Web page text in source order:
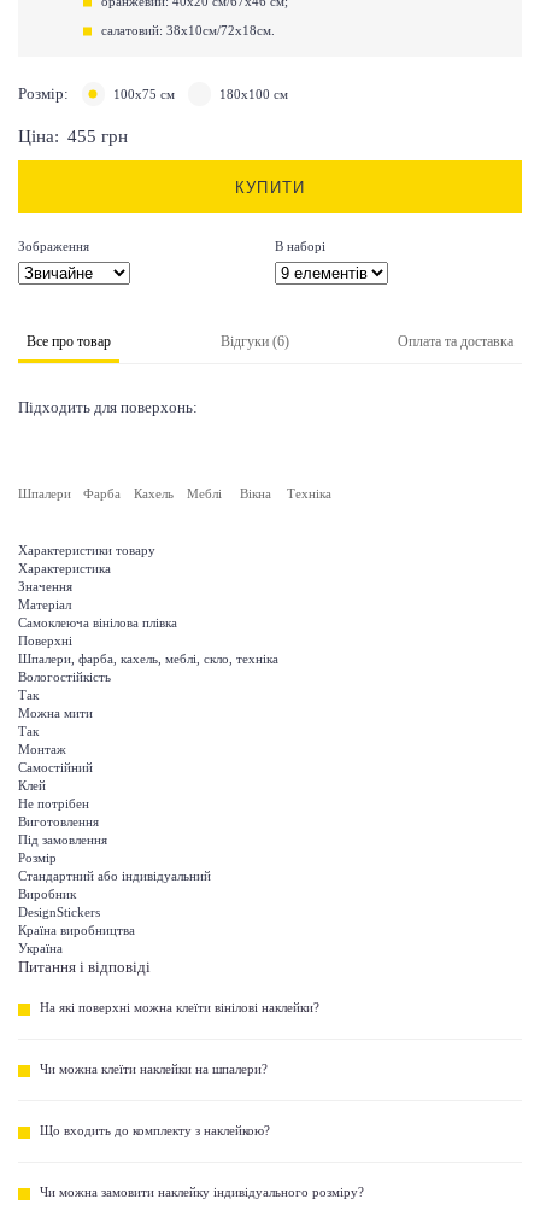
салатовий: 38х10см/72х18см.
Розмір: 100х75 см 180х100 см
Ціна: 455 грн
КУПИТИ
Зображення В наборі
Все про товар Відгуки (6) Оплата та доставка
Підходить для поверхонь:
Шпалери Фарба Кахель Меблі Вікна Техніка
Характеристики товару
Характеристика
Значення
Матеріал
Самоклеюча вінілова плівка
Поверхні
Шпалери, фарба, кахель, меблі, скло, техніка
Вологостійкість
Так
Можна мити
Так
Монтаж
Самостійний
Клей
Не потрібен
Виготовлення
Під замовлення
Розмір
Стандартний або індивідуальний
Виробник
DesignStickers
Країна виробництва
Україна
Питання і відповіді
На які поверхні можна клеїти вінілові наклейки?
Чи можна клеїти наклейки на шпалери?
Що входить до комплекту з наклейкою?
Чи можна замовити наклейку індивідуального розміру?